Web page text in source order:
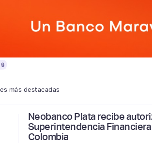
más destacadas
Neobanco Plata recibe
Superintendencia
Colombia